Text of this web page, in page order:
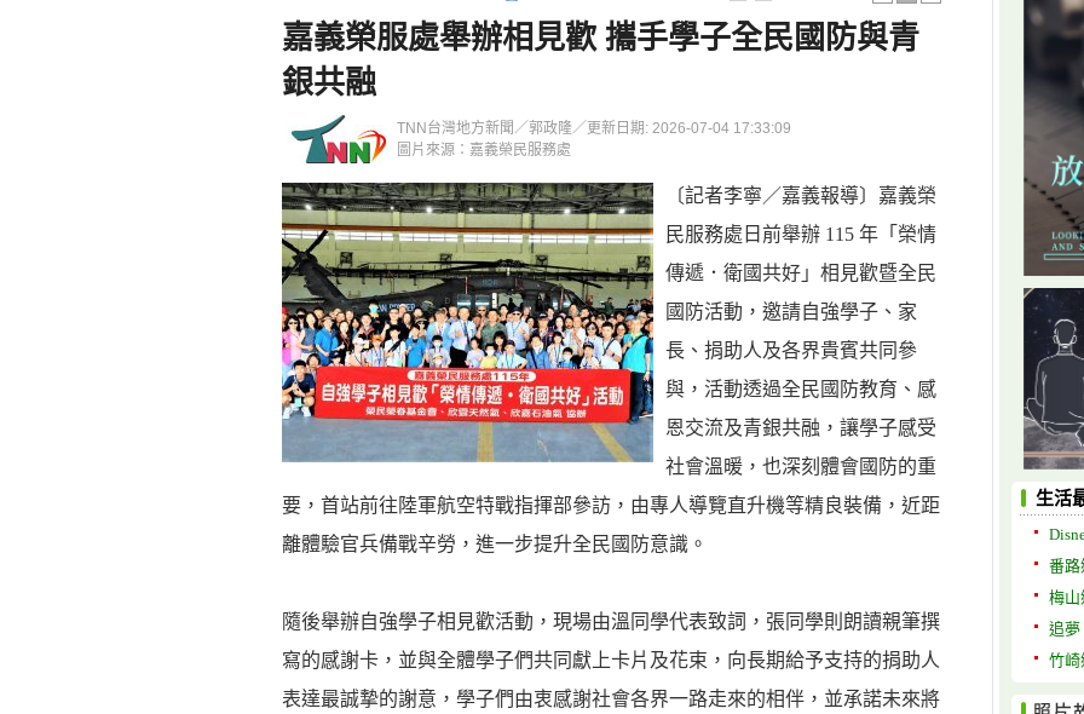
嘉義榮服處舉辦相見歡 攜手學子全民國防與青
銀共融
TNN台灣地方新聞／郭政隆／更新日期: 2026-07-04 17:33:09
圖片來源：嘉義榮民服務處
〔記者李寧／嘉義報導〕嘉義榮
民服務處日前舉辦 115 年「榮情
傳遞．衛國共好」相見歡暨全民
國防活動，邀請自強學子、家
長、捐助人及各界貴賓共同參
與，活動透過全民國防教育、感
恩交流及青銀共融，讓學子感受
社會溫暖，也深刻體會國防的重
要，首站前往陸軍航空特戰指揮部參訪，由專人導覽直升機等精良裝備，近距
離體驗官兵備戰辛勞，進一步提升全民國防意識。
隨後舉辦自強學子相見歡活動，現場由溫同學代表致詞，張同學則朗讀親筆撰
寫的感謝卡，並與全體學子們共同獻上卡片及花束，向長期給予支持的捐助人
表達最誠摯的謝意，學子們由衷感謝社會各界一路走來的相伴，並承諾未來將
生活
番路
梅山
追夢
竹崎